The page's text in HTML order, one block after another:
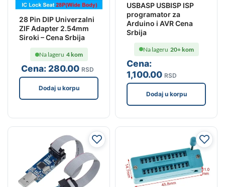
28 Pin DIP Univerzalni
ZIF Adapter 2.54mm
Siroki – Cena Srbija
Cena: 280.00 RSD
Na lageru 4 kom
Dodaj u korpu
USBASP USBISP ISP
programator za
Arduino i AVR Cena
Srbija
Cena:
1,100.00 RSD
Na lageru 20+ kom
Dodaj u korpu